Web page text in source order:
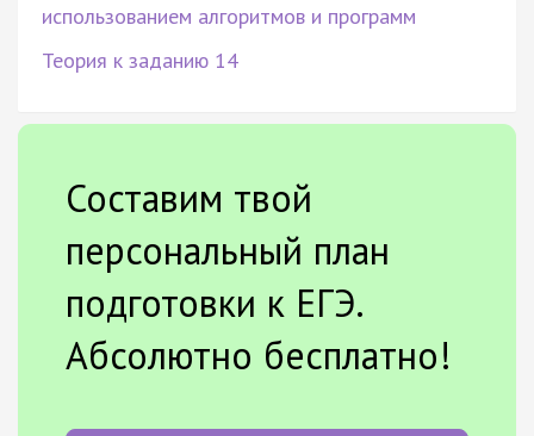
использованием алгоритмов и программ
Теория к заданию 14
Составим твой
персональный план
подготовки к ЕГЭ.
Абсолютно бесплатно!